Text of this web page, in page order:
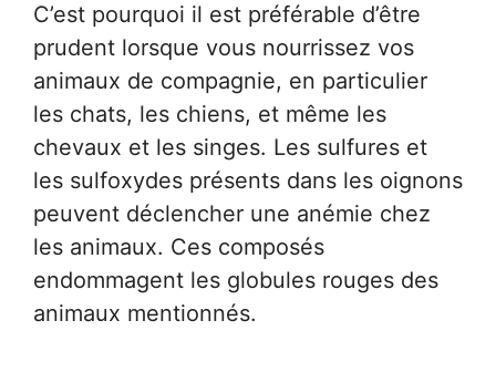
C’est pourquoi il est préférable d’être
prudent lorsque vous nourrissez vos
animaux de compagnie, en particulier
les chats, les chiens, et même les
chevaux et les singes. Les sulfures et
les sulfoxydes présents dans les oignons
peuvent déclencher une anémie chez
les animaux. Ces composés
endommagent les globules rouges des
animaux mentionnés.